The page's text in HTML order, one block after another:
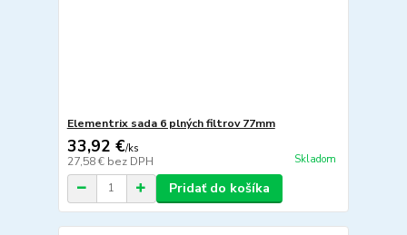
Elementrix sada 6 plných filtrov 77mm
33,92 €/ks
27,58 € bez DPH Skladom
Pridať do košíka